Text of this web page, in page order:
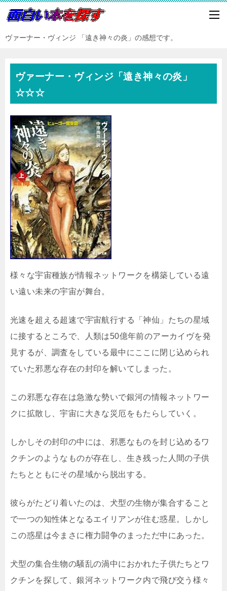
ヴァーナー・ヴィンジ 「遠き神々の炎」の感想です。
ヴァーナー・ヴィンジ「遠き神々の炎」
☆☆☆
様々な宇宙種族が情報ネットワークを構築している遠
い遠い未来の宇宙が舞台。
光速を超える超速で宇宙航行する「神仙」たちの星域
に接するところで、人類は50億年前のアーカイヴを発
見するが、調査をしている最中にここに閉じ込められ
ていた邪悪な存在の封印を解いてしまった。
この邪悪な存在は急激な勢いで銀河の情報ネットワー
クに拡散し、宇宙に大きな災厄をもたらしていく。
しかしその封印の中には、邪悪なものを封じ込めるワ
クチンのようなものが存在し、生き残った人間の子供
たちとともにその星域から脱出する。
彼らがたどり着いたのは、犬型の生物が集合すること
で一つの知性体となるエイリアンが住む惑星。しかし
この惑星は今まさに権力闘争のまっただ中にあった。
犬型の集合生物の騒乱の渦中におかれた子供たちとワ
クチンを探して、銀河ネットワーク内で飛び交う様々